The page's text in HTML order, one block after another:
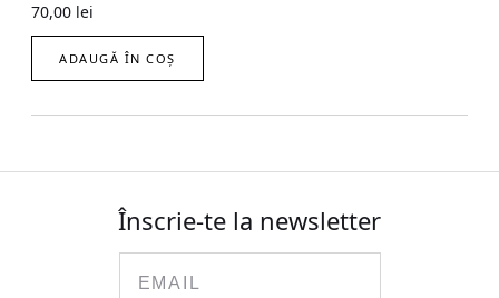
70,00 lei
ADAUGĂ ÎN COȘ
Înscrie-te la newsletter